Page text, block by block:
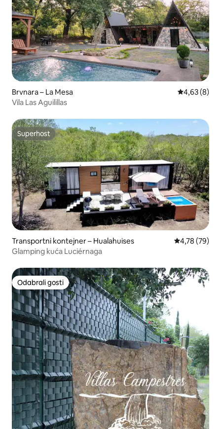
Brvnara – La Mesa Prosječna
4,63 (8)
Vila Las Aguilillas
Superhost
Superhost
Transportni kontejner – Hualahuises Prosječna
4,78 (79)
Glamping kuća Luciérnaga
Odabrali gosti
Odabrali gosti